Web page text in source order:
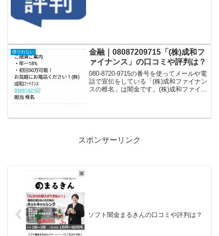
借りれない
金融｜08087209715「(株)成和フ
ァイナンス」の口コミや評判は？
080-8720-9715の番号を使ってメールや電
話で宣伝をしている「(株)成和ファイナン
スの椎名」は闇金です。(株)成和ファイナ
スポンサーリンク
ソフト闇金まるきんの口コミや評判は？